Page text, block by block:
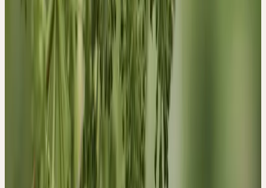
Magen- und Darmbeschwerden. Arzneizubereitungen werden als
Stomachikum und Karminativum verordnet. Eine Anwendung als
Expektorans bei Lungenleiden und als Tonikum bei
Nervenschwäche ist ebenfalls üblich. In den letzten Jahrzehnten
konzentriert sich der Einsatz von
Angelica archangelica
auf die Eigenschaften als Amarum aromaticum, Cholagogum und
Spasmolytikum, die gerne bei Beschwerden wie Schmerzen und
Brennen im Oberbauch, Völlegefühl und Blähungen eingesetzt
werden. So findet man die Angelikawurzel auch in vielen bitteren
Digestifs. Bittermittel wie Angelica werden allgemein zur
Anregung des Speichelflusses und der Magen- und